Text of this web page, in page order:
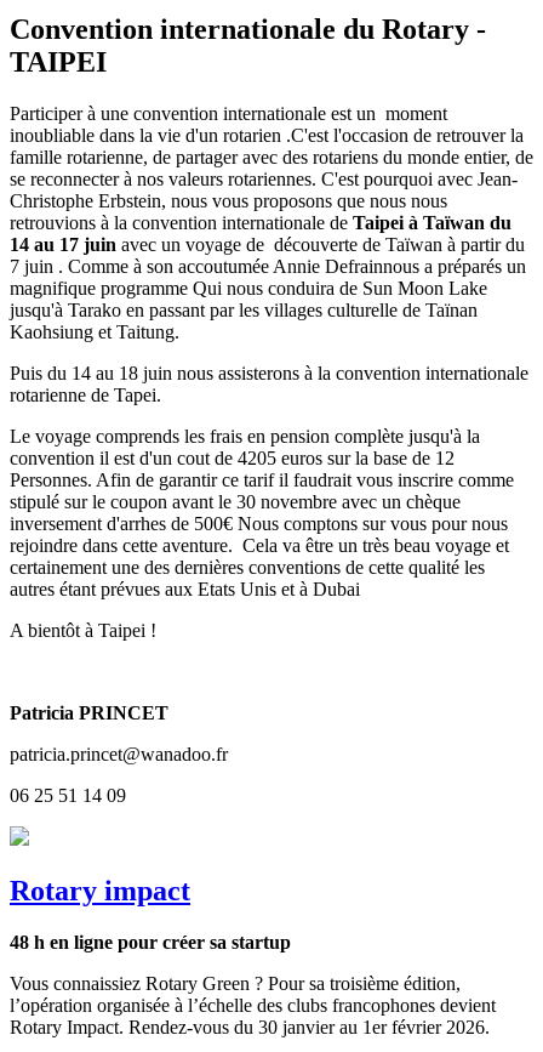
Convention internationale du Rotary -
TAIPEI
Participer à une convention internationale est un moment
inoubliable dans la vie d'un rotarien .C'est l'occasion de retrouver la
famille rotarienne, de partager avec des rotariens du monde entier, de
se reconnecter à nos valeurs rotariennes. C'est pourquoi avec Jean-
Christophe Erbstein, nous vous proposons que nous nous
retrouvions à la convention internationale de Taipei à Taïwan du
14 au 17 juin avec un voyage de découverte de Taïwan à partir du
7 juin . Comme à son accoutumée Annie Defrainnous a préparés un
magnifique programme Qui nous conduira de Sun Moon Lake
jusqu'à Tarako en passant par les villages culturelle de Taïnan
Kaohsiung et Taitung.
Puis du 14 au 18 juin nous assisterons à la convention internationale
rotarienne de Tapei.
Le voyage comprends les frais en pension complète jusqu'à la
convention il est d'un cout de 4205 euros sur la base de 12
Personnes. Afin de garantir ce tarif il faudrait vous inscrire comme
stipulé sur le coupon avant le 30 novembre avec un chèque
inversement d'arrhes de 500€ Nous comptons sur vous pour nous
rejoindre dans cette aventure. Cela va être un très beau voyage et
certainement une des dernières conventions de cette qualité les
autres étant prévues aux Etats Unis et à Dubai
A bientôt à Taipei !
Patricia PRINCET
patricia.princet@wanadoo.fr
06 25 51 14 09
Rotary impact
48 h en ligne pour créer sa startup
Vous connaissiez Rotary Green ? Pour sa troisième édition,
l’opération organisée à l’échelle des clubs francophones devient
Rotary Impact. Rendez-vous du 30 janvier au 1er février 2026.